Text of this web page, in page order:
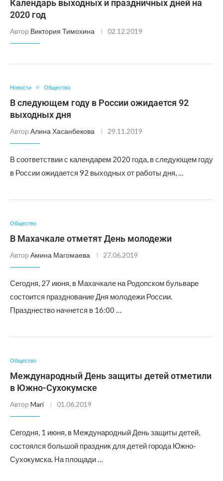
Календарь выходных и праздничных дней на
2020 год
Автор Виктория Тимохина 02.12.2019
Новости Общество
В следующем году в России ожидается 92
выходных дня
Автор Алина Хасанбекова 29.11.2019
В соответствии с календарем 2020 года, в следующем году
в России ожидается 92 выходных от работы дня, …
Общество
В Махачкале отметят День молодежи
Автор Амина Магомаева 27.06.2019
Сегодня, 27 июня, в Махачкале на Родопском бульваре
состоится празднование Дня молодежи России.
Празднество начнется в 16:00 …
Общество
Международный День защиты детей отметили
в Южно-Сухокумске
Автор Mari 01.06.2019
Сегодня, 1 июня, в Международный День защиты детей,
состоялся большой праздник для детей города Южно-
Сухокумска. На площади …